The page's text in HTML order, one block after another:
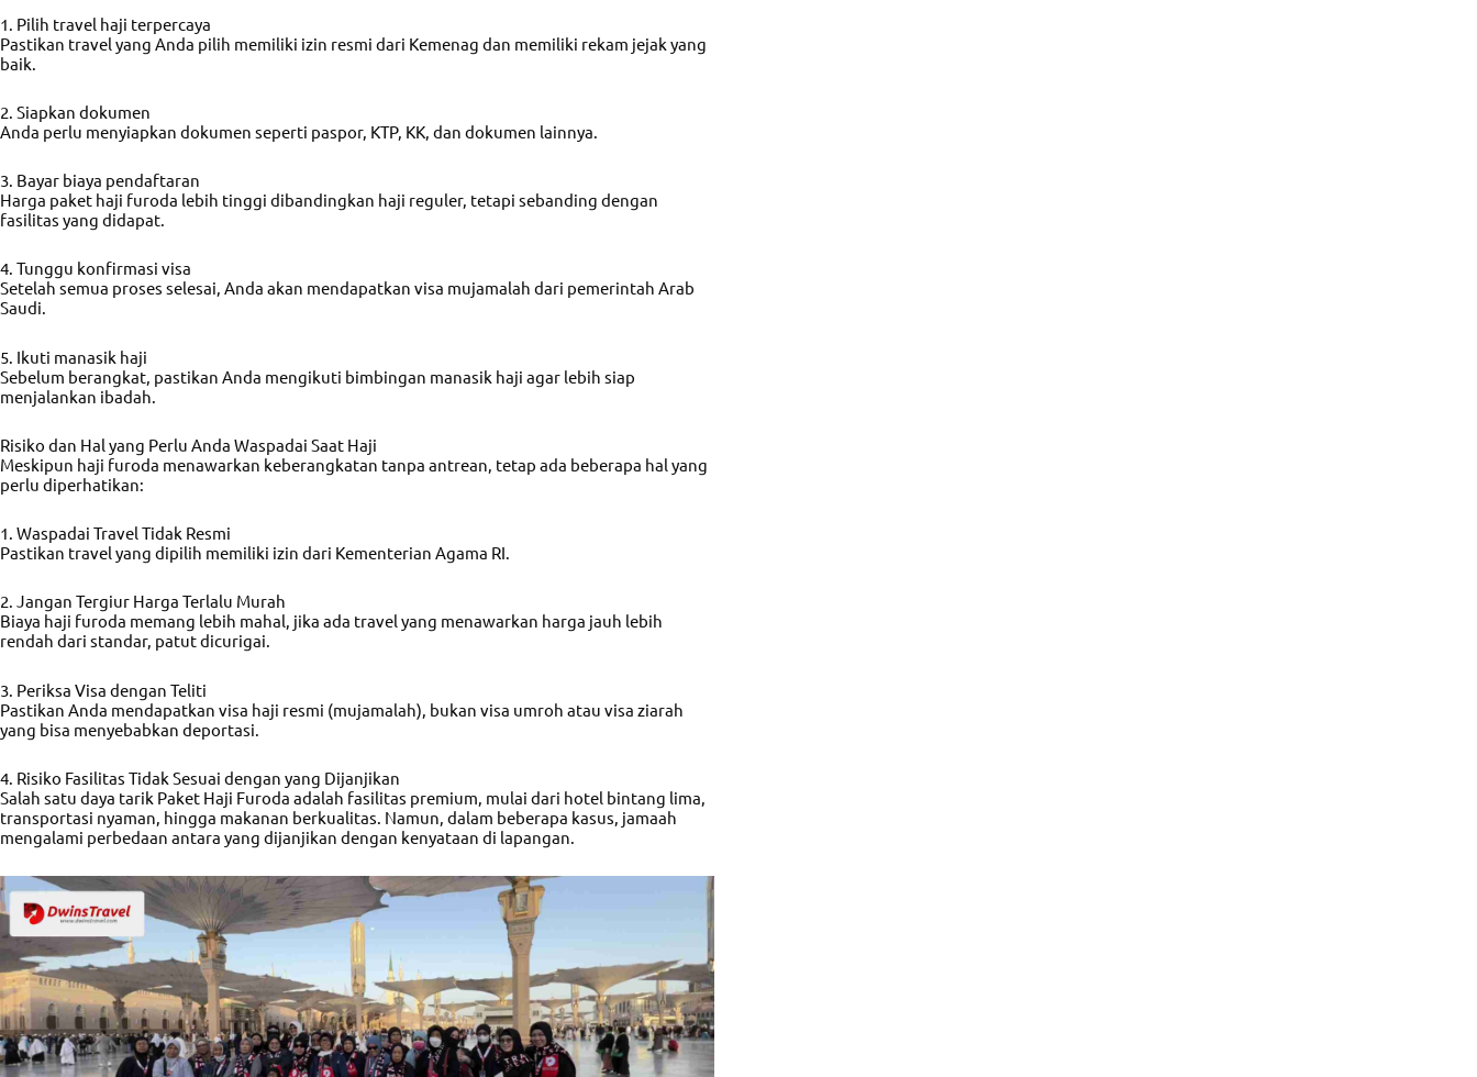
1. Pilih travel haji terpercaya
Pastikan travel yang Anda pilih memiliki izin resmi dari Kemenag dan memiliki rekam jejak yang
baik.
2. Siapkan dokumen
Anda perlu menyiapkan dokumen seperti paspor, KTP, KK, dan dokumen lainnya.
3. Bayar biaya pendaftaran
Harga paket haji furoda lebih tinggi dibandingkan haji reguler, tetapi sebanding dengan
fasilitas yang didapat.
4. Tunggu konfirmasi visa
Setelah semua proses selesai, Anda akan mendapatkan visa mujamalah dari pemerintah Arab
Saudi.
5. Ikuti manasik haji
Sebelum berangkat, pastikan Anda mengikuti bimbingan manasik haji agar lebih siap
menjalankan ibadah.
Risiko dan Hal yang Perlu Anda Waspadai Saat Haji
Meskipun haji furoda menawarkan keberangkatan tanpa antrean, tetap ada beberapa hal yang
perlu diperhatikan:
1. Waspadai Travel Tidak Resmi
Pastikan travel yang dipilih memiliki izin dari Kementerian Agama RI.
2. Jangan Tergiur Harga Terlalu Murah
Biaya haji furoda memang lebih mahal, jika ada travel yang menawarkan harga jauh lebih
rendah dari standar, patut dicurigai.
3. Periksa Visa dengan Teliti
Pastikan Anda mendapatkan visa haji resmi (mujamalah), bukan visa umroh atau visa ziarah
yang bisa menyebabkan deportasi.
4. Risiko Fasilitas Tidak Sesuai dengan yang Dijanjikan
Salah satu daya tarik Paket Haji Furoda adalah fasilitas premium, mulai dari hotel bintang lima,
transportasi nyaman, hingga makanan berkualitas. Namun, dalam beberapa kasus, jamaah
mengalami perbedaan antara yang dijanjikan dengan kenyataan di lapangan.